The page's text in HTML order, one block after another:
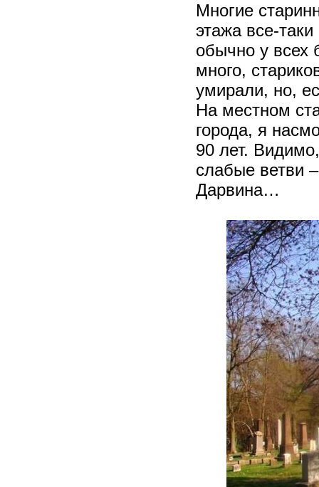
Многие
этажа все-
обычно у
много,
умирали, но,
На местном
города, я
90 лет.
слабые ветви
Дарвина…